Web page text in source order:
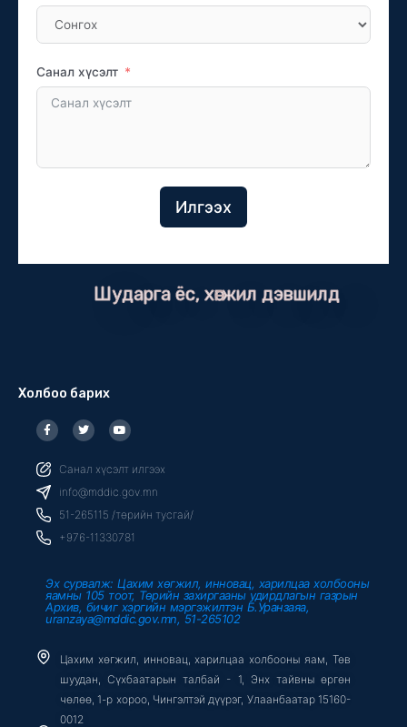
Санал хүсэлт
Илгээх
Шударга ёс, хөгжил дэвшилд
Холбоо барих
F
a
c
b
o
o
k
f
T
w
i
t
e
r
Y
o
u
u
b
e
Санал хүсэлт илгээх
info@mddic.gov.mn
51-265115 /төрийн тусгай/
+976-11330781
Эх сурвалж: Цахим хөгжил, инновац, харилцаа холбооны
яамны 105 тоот, Төрийн захиргааны удирдлагын газрын
Архив, бичиг хэргийн мэргэжилтэн Б.Уранзаяа,
uranzaya@mddic.gov.mn, 51-265102
Цахим хөгжил, инновац, харилцаа холбооны яам, Төв
шуудан, Сүхбаатарын талбай - 1, Энх тайвны өргөн
чөлөө, 1-р хороо, Чингэлтэй дүүрэг, Улаанбаатар 15160-
0012